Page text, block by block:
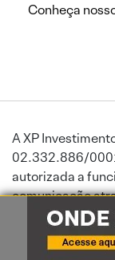
Conheça
A XP
02.332.886/
autorizada a
comunicação
está sujeita a
ou prejudicar o
informações